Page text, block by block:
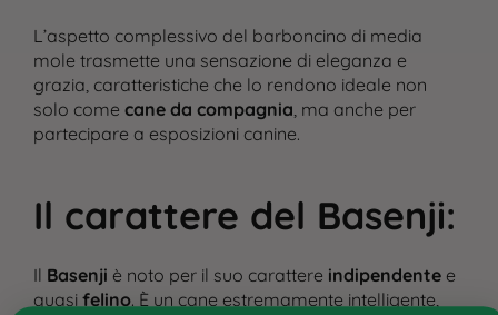
Cane
Ricette personalizzate
L’aspetto complessivo del barboncino di media
mole trasmette una sensazione di eleganza e
grazia, caratteristiche che lo rendono ideale non
solo come cane da compagnia, ma anche per
partecipare a esposizioni canine​.
Il carattere del Basenji:
Il Basenji è noto per il suo carattere indipendentee
quasi felino. È un cane estremamente intelligente,